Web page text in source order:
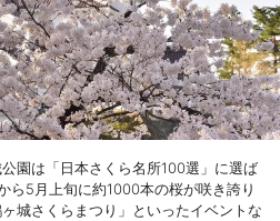
園は「日本さくら名所100選」に選ば
ら5月上旬に約1000本の桜が咲き誇り
城さくらまつり」といったイベントな